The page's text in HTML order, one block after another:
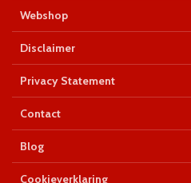
Webshop
Disclaimer
Privacy Statement
Contact
Blog
Cookieverklaring